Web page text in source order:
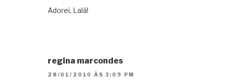
Adorei, Lalá!
regina marcondes
28/01/2010 ÀS 3:09 PM